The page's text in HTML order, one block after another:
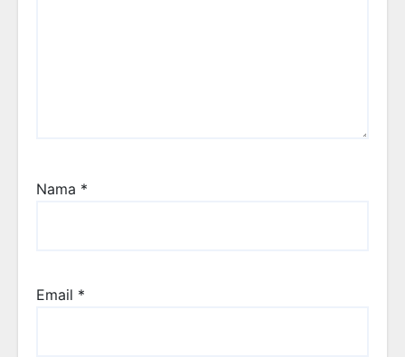
Nama *
Email *